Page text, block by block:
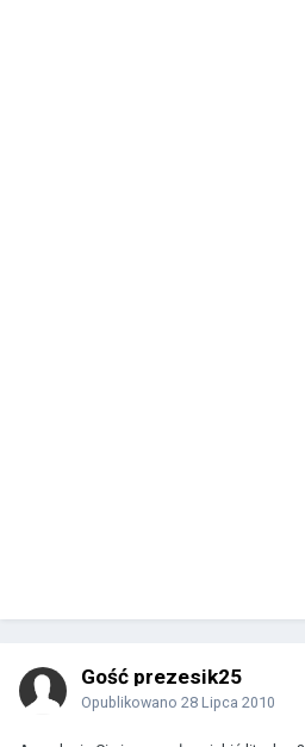
Gość prezesik25
Opublikowano 28 Lipca 2010